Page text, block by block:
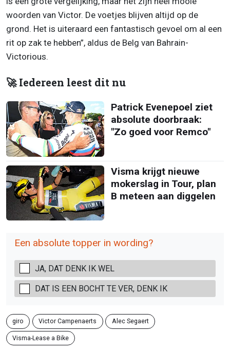
woorden van Victor. De voetjes blijven altijd op de
grond. Het is uiteraard een fantastisch gevoel om al een
rit op zak te hebben”, aldus de Belg van Bahrain-
Victorious.
🚀 Iedereen leest dit nu
Patrick Evenepoel ziet
absolute doorbraak:
"Zo goed voor Remco"
Visma krijgt nieuwe
mokerslag in Tour, plan
B meteen aan diggelen
Een absolute topper in wording?
JA, DAT DENK IK WEL
DAT IS EEN BOCHT TE VER, DENK IK
giro Victor Campenaerts Alec Segaert
Visma-Lease a Bike